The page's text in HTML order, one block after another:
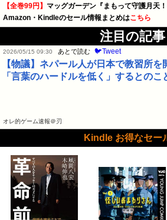
【全巻99円】 マッグガーデン『まもって守護月天
Amazon・Kindleのセール情報まとめはこちら
注目の記事
2026/05/15 09:30 あとで読む 🐦Tweet
【物議】ネパール人が日本で教習所
「言葉のハードルを低く」するとのこ
オレ的ゲーム速報＠刃
Kindle お得なセー